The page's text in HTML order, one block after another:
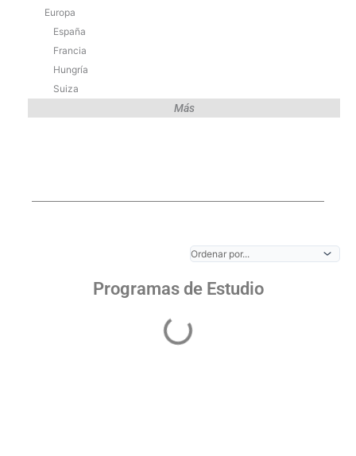
Europa
España
Francia
Hungría
Suiza
Más
Programas de Estudio